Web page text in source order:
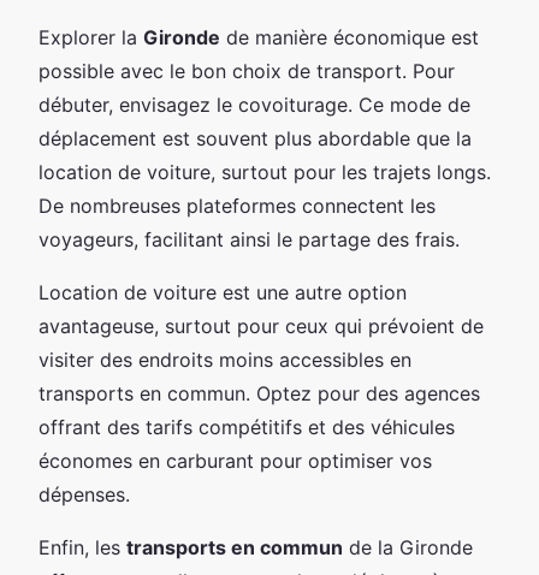
Explorer la Gironde de manière économique est
possible avec le bon choix de transport. Pour
débuter, envisagez le covoiturage. Ce mode de
déplacement est souvent plus abordable que la
location de voiture, surtout pour les trajets longs.
De nombreuses plateformes connectent les
voyageurs, facilitant ainsi le partage des frais.
Location de voiture est une autre option
avantageuse, surtout pour ceux qui prévoient de
visiter des endroits moins accessibles en
transports en commun. Optez pour des agences
offrant des tarifs compétitifs et des véhicules
économes en carburant pour optimiser vos
dépenses.
Enfin, les transports en commun de la Gironde